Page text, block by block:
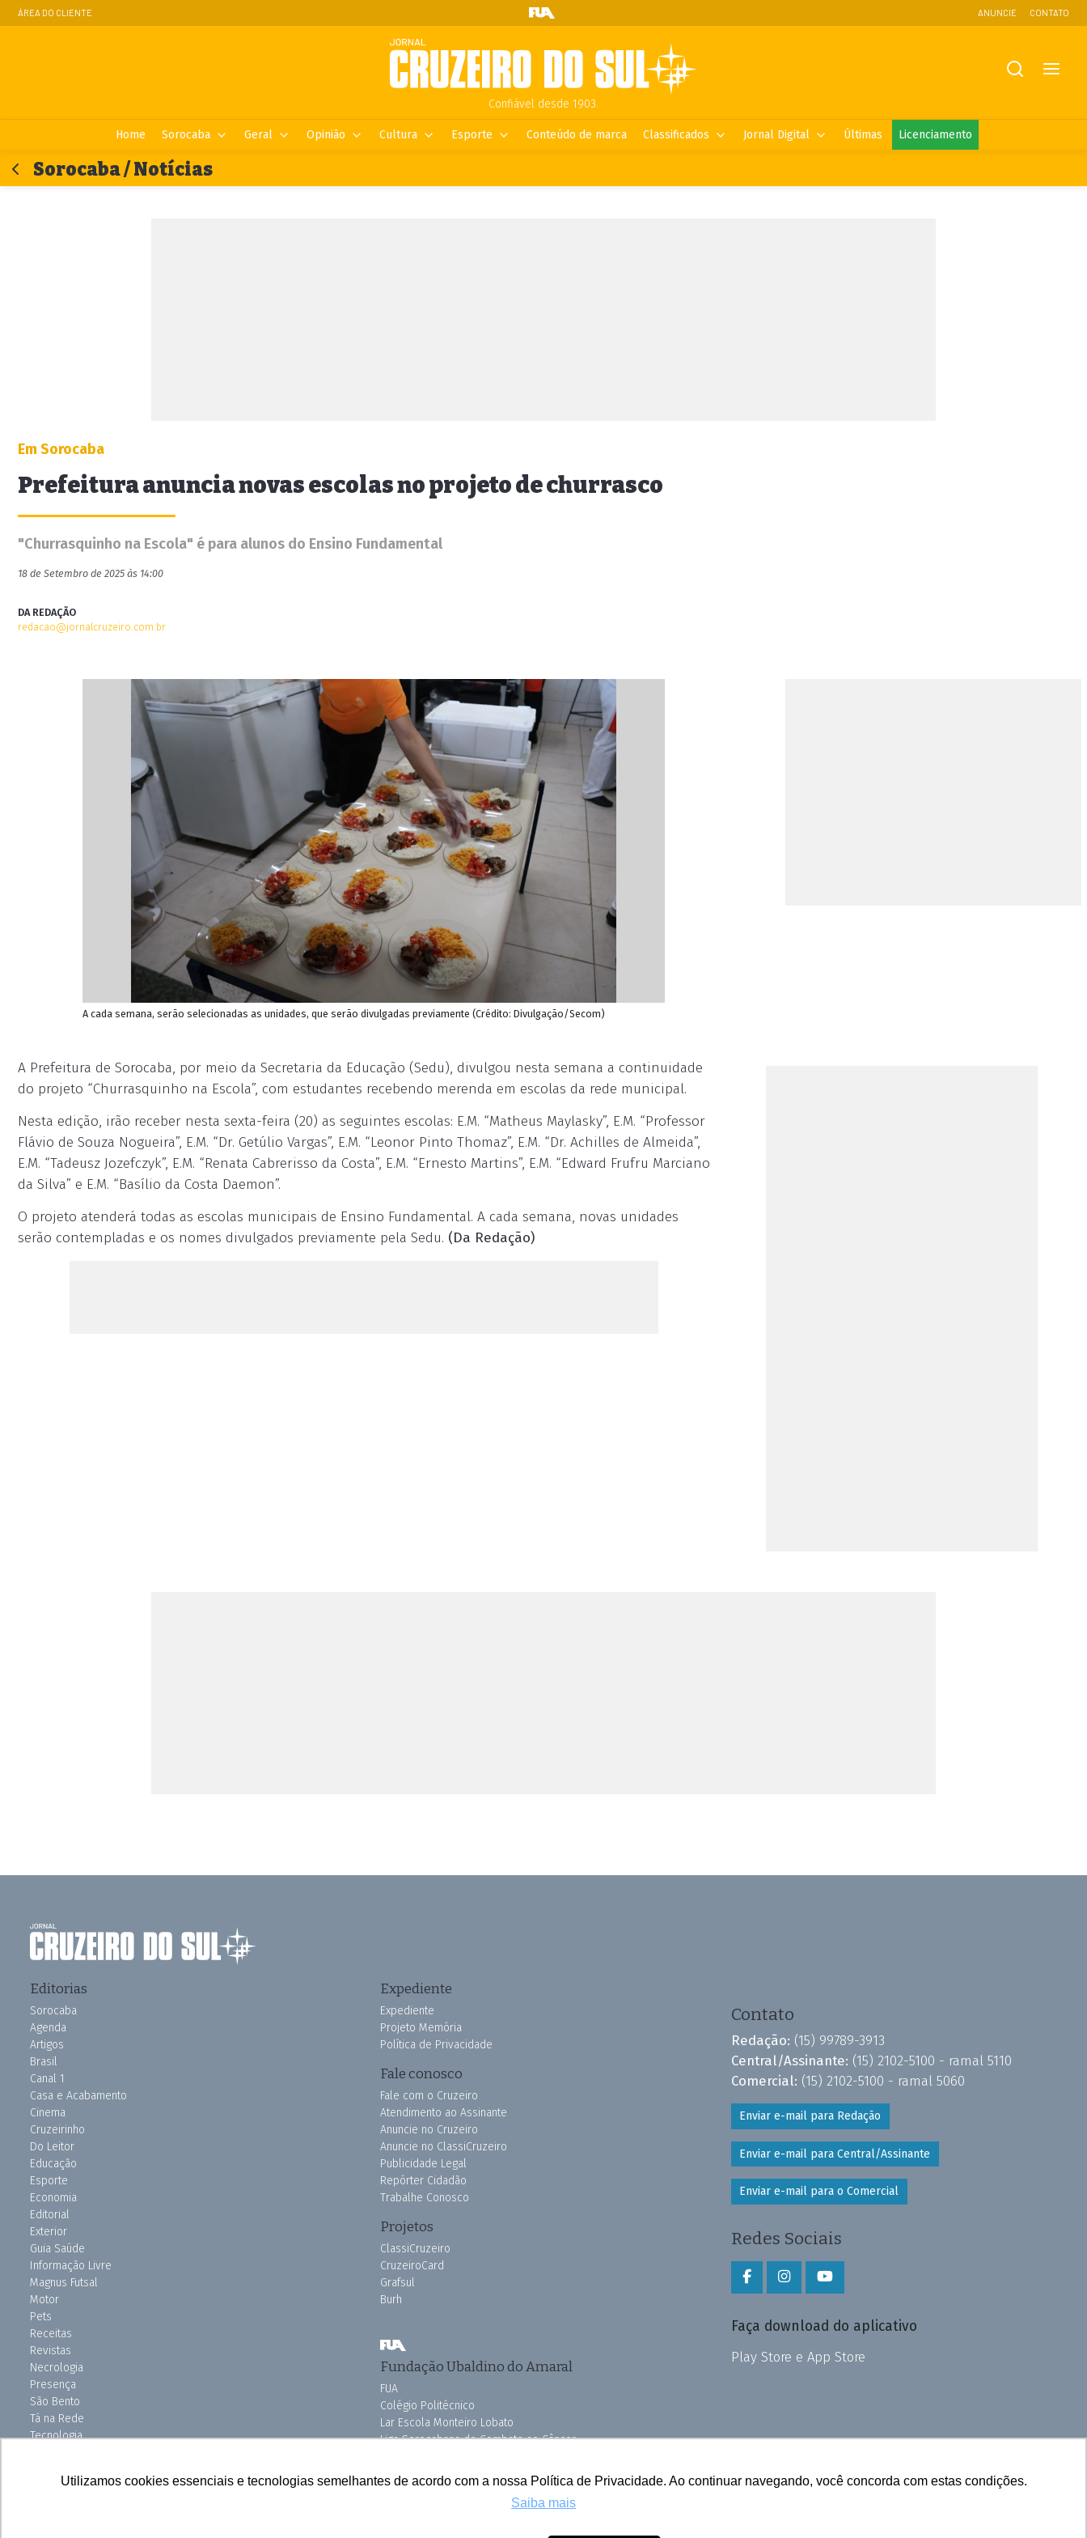
Utilizamos cookies essenciais e tecnologias semelhantes de acordo com a nossa Política de Privacidade. Ao continuar navegando, você concorda com estas condições.
Saiba mais
ÁREA DO CLIENTE ANUNCIE CONTATO
Confiável desde 1903.
Home Sorocaba Geral Opinião Cultura Esporte Conteúdo de marca Classificados Jornal Digital Últimas Licenciamento
Sorocaba / Notícias
Em Sorocaba
Prefeitura anuncia novas escolas no projeto de churrasco
"Churrasquinho na Escola" é para alunos do Ensino Fundamental
18 de Setembro de 2025 às 14:00
DA REDAÇÃO
redacao@jornalcruzeiro.com.br
A cada semana, serão selecionadas as unidades, que serão divulgadas previamente (Crédito: Divulgação/Secom)
A Prefeitura de Sorocaba, por meio da Secretaria da Educação (Sedu), divulgou nesta semana a continuidade
do projeto “Churrasquinho na Escola”, com estudantes recebendo merenda em escolas da rede municipal.
Nesta edição, irão receber nesta sexta-feira (20) as seguintes escolas: E.M. “Matheus Maylasky”, E.M. “Professor
Flávio de Souza Nogueira”, E.M. “Dr. Getúlio Vargas”, E.M. “Leonor Pinto Thomaz”, E.M. “Dr. Achilles de Almeida”,
E.M. “Tadeusz Jozefczyk”, E.M. “Renata Cabrerisso da Costa”, E.M. “Ernesto Martins”, E.M. “Edward Frufru Marciano
da Silva” e E.M. “Basílio da Costa Daemon”.
O projeto atenderá todas as escolas municipais de Ensino Fundamental. A cada semana, novas unidades
serão contempladas e os nomes divulgados previamente pela Sedu. (Da Redação)
Editorias
Sorocaba
Agenda
Artigos
Brasil
Canal 1
Casa e Acabamento
Cinema
Cruzeirinho
Do Leitor
Educação
Esporte
Economia
Editorial
Exterior
Guia Saúde
Informação Livre
Magnus Futsal
Motor
Pets
Receitas
Revistas
Necrologia
Presença
São Bento
Tá na Rede
Tecnologia
Expediente
Expediente
Projeto Memória
Política de Privacidade
Fale conosco
Fale com o Cruzeiro
Atendimento ao Assinante
Anuncie no Cruzeiro
Anuncie no ClassiCruzeiro
Publicidade Legal
Repórter Cidadão
Trabalhe Conosco
Projetos
ClassiCruzeiro
CruzeiroCard
Grafsul
Burh
Fundação Ubaldino do Amaral
FUA
Colégio Politécnico
Lar Escola Monteiro Lobato
Liga Sorocabana de Combate ao Câncer
Pink do Bem OSSEL
Contato
Redação: (15) 99789-3913
Central/Assinante: (15) 2102-5100 - ramal 5110
Comercial: (15) 2102-5100 - ramal 5060
Enviar e-mail para Redação
Enviar e-mail para Central/Assinante
Enviar e-mail para o Comercial
Redes Sociais
Faça download do aplicativo
Play Store e App Store